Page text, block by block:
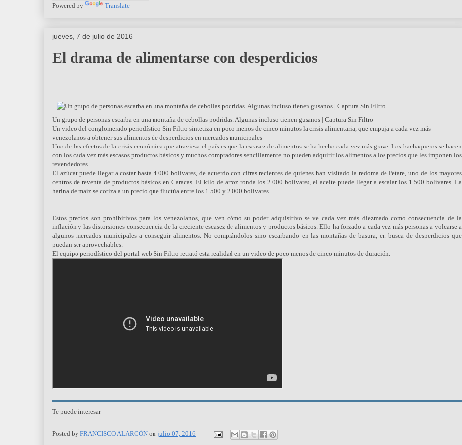
Powered by Translate
jueves, 7 de julio de 2016
El drama de alimentarse con desperdicios
Un grupo de personas escarba en una montaña de cebollas podridas. Algunas incluso tienen gusanos | Captura Sin Filtro
Un video del conglomerado periodístico Sin Filtro sintetiza en poco menos de cinco minutos la crisis alimentaria, que empuja a cada vez más
venezolanos a obtener sus alimentos de desperdicios en mercados municipales
Uno de los efectos de la crisis económica que atraviesa el país es que la escasez de alimentos se ha hecho cada vez más grave. Los bachaqueros se hacen
con los cada vez más escasos productos básicos y muchos compradores sencillamente no pueden adquirir los alimentos a los precios que les imponen los
revendedores.
El azúcar puede llegar a costar hasta 4.000 bolívares, de acuerdo con cifras recientes de quienes han visitado la redoma de Petare, uno de los mayores
centros de reventa de productos básicos en Caracas. El kilo de arroz ronda los 2.000 bolívares, el aceite puede llegar a escalar los 1.500 bolívares. La
harina de maíz se cotiza a un precio que fluctúa entre los 1.500 y 2.000 bolívares.
Estos precios son prohibitivos para los venezolanos, que ven cómo su poder adquisitivo se ve cada vez más diezmado como consecuencia de la
inflación y las distorsiones consecuencia de la creciente escasez de alimentos y productos básicos. Ello ha forzado a cada vez más personas a volcarse a
algunos mercados municipales a conseguir alimentos. No comprándolos sino escarbando en las montañas de basura, en busca de desperdicios que
puedan ser aprovechables.
El equipo periodístico del portal web Sin Filtro retrató esta realidad en un video de poco menos de cinco minutos de duración.
Te puede interesar
Posted by FRANCISCO ALARCÓN on julio 07, 2016